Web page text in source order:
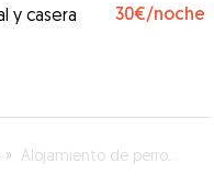
y casera
30€/noche
» Alojamiento de perros en Lleida